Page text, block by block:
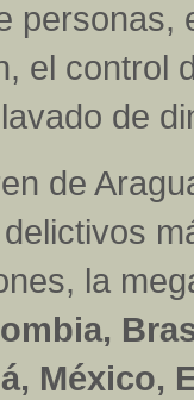
personas,
el control
de
de
la
México,